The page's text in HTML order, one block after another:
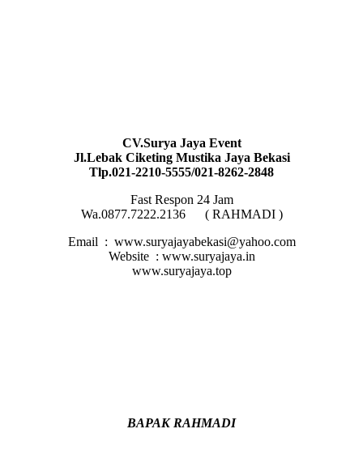
CV.Surya Jaya Event
Jl.Lebak Ciketing Mustika Jaya Bekasi
Tlp.021-2210-5555/021-8262-2848
Fast Respon 24 Jam
Wa.0877.7222.2136 ( RAHMADI )
Email : www.suryajayabekasi@yahoo.com
Website : www.suryajaya.in
www.suryajaya.top
BAPAK RAHMADI